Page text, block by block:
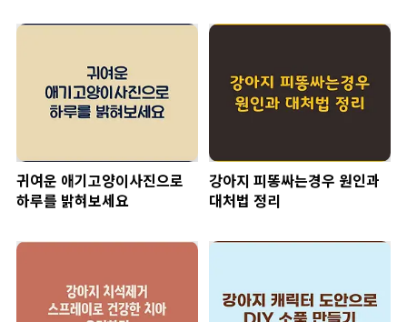
귀여운 애기고양이사진으로
하루를 밝혀보세요
강아지 피똥싸는경우 원인과
대처법 정리